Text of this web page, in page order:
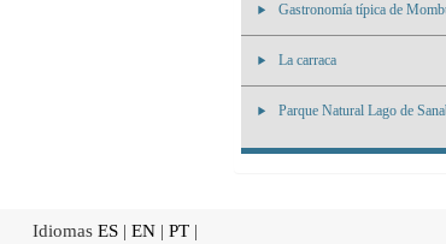
Gastronomía típica de
La carraca
Parque Natural Lago de
Idiomas ES | EN | PT |